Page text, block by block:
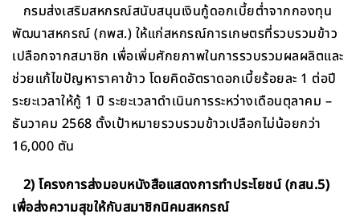
กรมส่งเสริมสหกรณ์สนับสนุนเงินกู้ดอกเบี้ยต่ำจากกองทุน
พัฒนาสหกรณ์ (กพส.) ให้แก่สหกรณ์การเกษตรที่รวบรวมข้าว
เปลือกจากสมาชิก เพื่อเพิ่มศักยภาพในการรวบรวมผลผลิตและ
ช่วยแก้ไขปัญหาราคาข้าว โดยคิดอัตราดอกเบี้ยร้อยละ 1 ต่อปี
ระยะเวลาให้กู้ 1 ปี ระยะเวลาดำเนินการระหว่างเดือนตุลาคม –
ธันวาคม 2568 ตั้งเป้าหมายรวบรวมข้าวเปลือกไม่น้อยกว่า
16,000 ตัน
2) โครงการส่งมอบหนังสือแสดงการทำประโยชน์ (กสน.5)
เพื่อส่งความสุขให้กับสมาชิกนิคมสหกรณ์